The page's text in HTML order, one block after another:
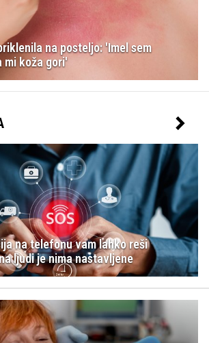
na posteljo: 'Imel sem
mi koža gori'
na telefonu vam lahko reši
ljudi je nima nastavljene